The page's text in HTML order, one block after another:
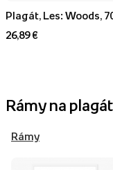
Plagát, Les: Woods,
26,89 €
Rámy na
Rámy